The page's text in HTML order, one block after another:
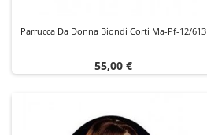
Parrucca Da Donna Biondi Corti Ma-Pf-12/613
Prezzo
55,00 €